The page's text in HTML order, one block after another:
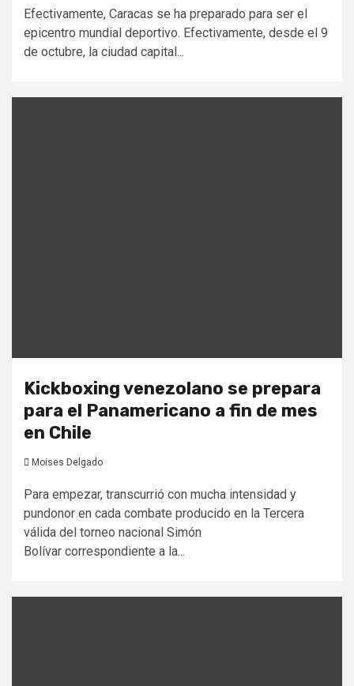
Efectivamente, Caracas se ha preparado para ser el
epicentro mundial deportivo. Efectivamente, desde el 9
de octubre, la ciudad capital...
Kickboxing venezolano se prepara
para el Panamericano a fin de mes
en Chile
Moises Delgado
Para empezar, transcurrió con mucha intensidad y
pundonor en cada combate producido en la Tercera
válida del torneo nacional Simón
Bolívar correspondiente a la...